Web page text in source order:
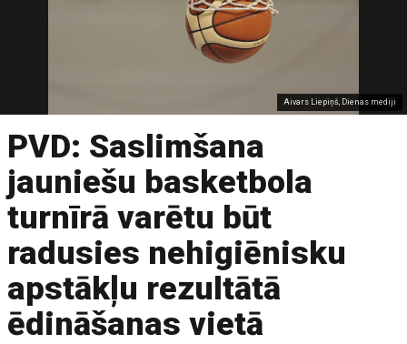
Aivars Liepiņš, Dienas mediji
PVD: Saslimšana
jauniešu basketbola
turnīrā varētu būt
radusies nehigiēnisku
apstākļu rezultātā
ēdināšanas vietā